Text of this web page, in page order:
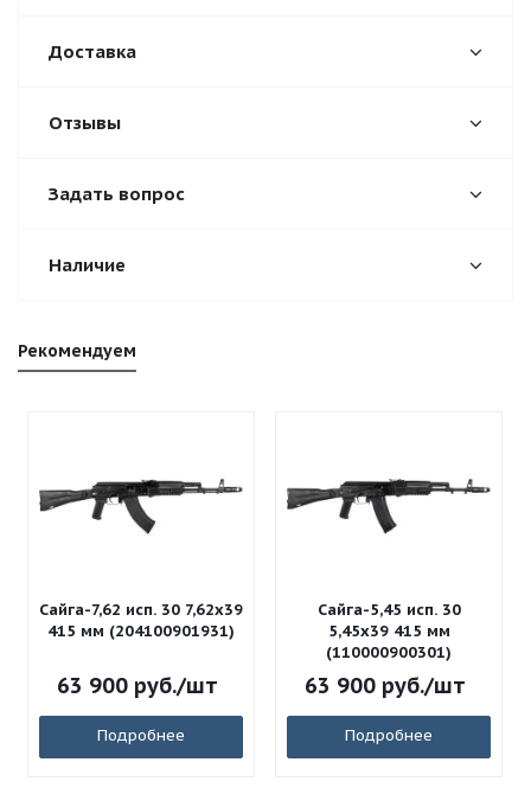
Доставка
Отзывы
Задать вопрос
Наличие
Рекомендуем
Сайга-7,62 исп. 30 7,62x39
415 мм (204100901931)
63 900руб./шт
Подробнее
Сайга-5,45 исп. 30
5,45x39 415 мм
(110000900301)
63 900руб./шт
Подробнее